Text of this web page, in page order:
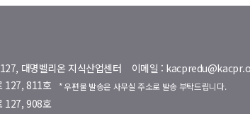
대명벨리온 지식산업센터 이메일 :
127, 811호
* 우편물 발송은 사무실 주소로 발송 부탁드립니다.
127, 908호